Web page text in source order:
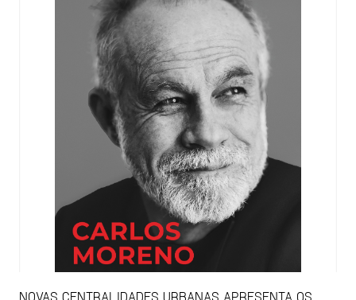
NOVAS CENTRALIDADES URBANAS APRESENTA OS